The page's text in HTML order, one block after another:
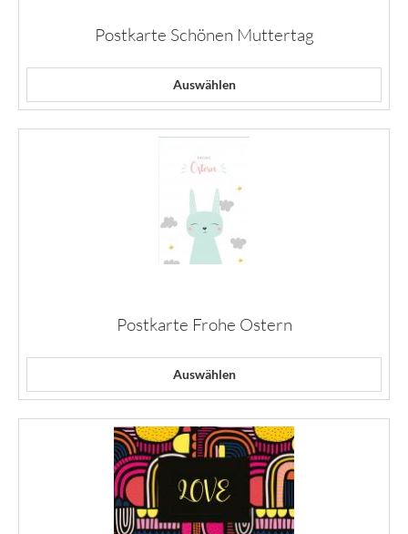
Postkarte Schönen Muttertag
Auswählen
Postkarte Frohe Ostern
Auswählen